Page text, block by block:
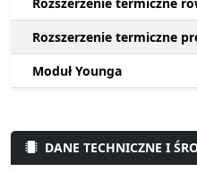
Rozszerzenie termiczne
Moduł Younga
DANE TECHNICZNE I